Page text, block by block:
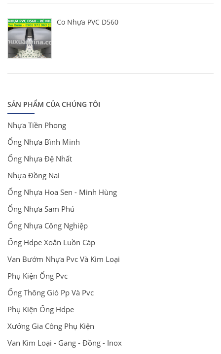
SẢN PHẨM CỦA CHÚNG TÔI
Nhựa Tiền Phong
Ống Nhựa Bình Minh
Ống Nhựa Đệ Nhất
Nhựa Đồng Nai
Ống Nhựa Hoa Sen - Minh Hùng
Ống Nhựa Sam Phú
Ống Nhựa Công Nghiệp
Ống Hdpe Xoắn Luồn Cáp
Van Bướm Nhựa Pvc Và Kim Loại
Phụ Kiện Ống Pvc
Ống Thông Gió Pp Và Pvc
Phụ Kiện Ống Hdpe
Xưởng Gia Công Phụ Kiện
Van Kim Loại - Gang - Đồng - Inox
Co Nhựa PVC D560